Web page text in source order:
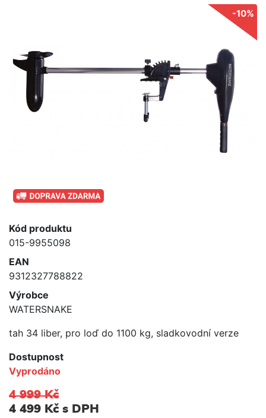
-10%
Kód produktu
015-9955098
EAN
9312327788822
Výrobce
WATERSNAKE
tah 34 liber, pro loď do 1100 kg, sladkovodní verze
Dostupnost
Vyprodáno
4 999 Kč
4 499 Kč s DPH